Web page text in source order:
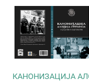
КАНОНИЗАЦИЈА